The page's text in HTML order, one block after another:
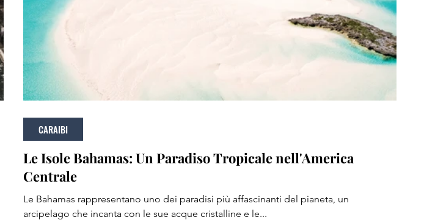
Le Isole Bahamas: Un Paradiso Tropicale nell'America
Centrale
Le Bahamas rappresentano uno dei paradisi più affascinanti del pianeta, un
arcipelago che incanta con le sue acque cristalline e le...
CARAIBI